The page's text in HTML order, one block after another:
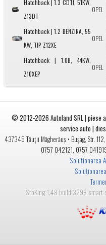
Hatchback | 1.3 CDTI, 51KW,
Z13DT
OPEL
Hatchback | 1.2 BENZINA, 55
KW, TIP Z12XE
OPEL
Hatchback | 1.0B, 44KW,
Z10XEP
OPEL
© 2012-2026Autoland SRL | piese
service auto |
437345 Tăuții Măgherăuș• Bușag, Str.
0757 042121, 0757
Soluționarea
StoKing 1.48 build 3298 smart